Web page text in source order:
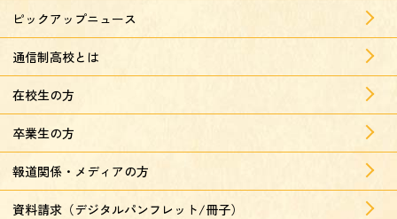
ピックアップニュース
通信制高校とは
在校生の方
卒業生の方
報道関係・メディアの方
資料請求（デジタルパンフレット/冊子）